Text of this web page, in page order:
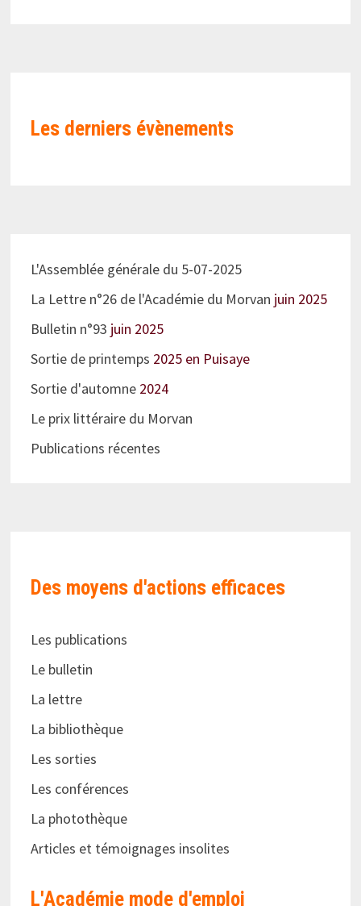
Les derniers évènements
L'Assemblée générale du 5-07-2025
La Lettre n°26 de l'Académie du Morvan juin 2025
Bulletin n°93 juin 2025
Sortie de printemps 2025 en Puisaye
Sortie d'automne2024
Le prix littéraire du Morvan
Publications récentes
Des moyens d'actions efficaces
Les publications
Le bulletin
La lettre
La bibliothèque
Les sorties
Les conférences
La photothèque
Articles et témoignages insolites
L'Académie mode d'emploi